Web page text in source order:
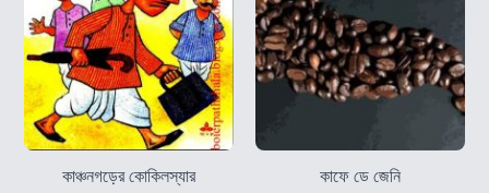
কাঞ্চনগড়ের কোকিলস্যার কাফে ডে জেনি